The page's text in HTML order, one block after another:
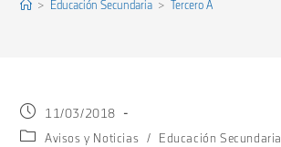
> Educación Secundaria > Tercero A
Publicación
de
11/03/2018
CategoríaAvisos y Noticias / Educación Secundaria